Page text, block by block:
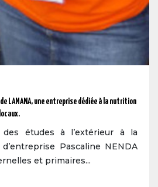
LAMANA, une entreprise dédiée à la nutrition
études à l’extérieur à la
Pascaline NENDA
et primaires...